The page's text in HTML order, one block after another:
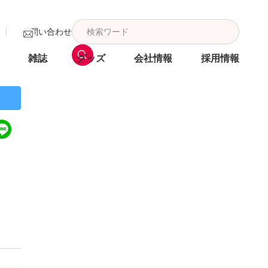
お問い合わせ
雑誌 グッズ 会社情報 採用情報